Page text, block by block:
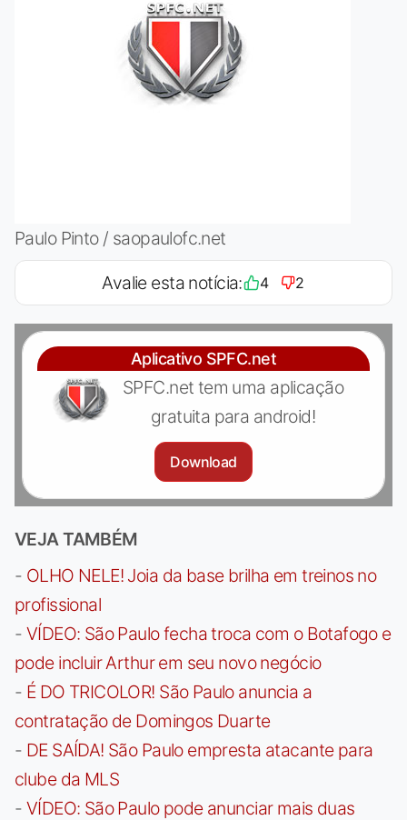
Paulo Pinto / saopaulofc.net
Avalie esta notícia: 4 2
Aplicativo SPFC.net
SPFC.net tem uma aplicação
gratuita para android!
Download
VEJA TAMBÉM
- OLHO NELE! Joia da base brilha em treinos no
profissional
- VÍDEO: São Paulo fecha troca com o Botafogo e
pode incluir Arthur em seu novo negócio
- É DO TRICOLOR! São Paulo anuncia a
contratação de Domingos Duarte
- DE SAÍDA! São Paulo empresta atacante para
clube da MLS
- VÍDEO: São Paulo pode anunciar mais duas